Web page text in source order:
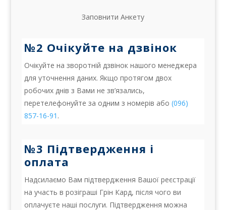
Заповнити Анкету
№2 Очікуйте на дзвінок
Очікуйте на зворотній дзвінок нашого менеджера
для уточнення даних. Якщо протягом двох
робочих днів з Вами не зв’язались,
перетелефонуйте за одним з номерів або (096)
857-16-91 .
№3 Підтвердження і
оплата
Надсилаємо Вам підтвердження Вашої реєстрації
на участь в розіграші Грін Кард, після чого ви
оплачуєте наші послуги. Підтвердження можна